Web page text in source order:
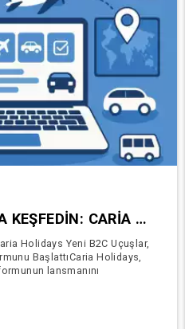
DÜNYAYI KOLAYLIKLA KEŞFEDIN: CARIA HOLIDAYS YENI B2C UÇUŞLAR, OTELLER VE TATIL PAKETLERI PLATFORMUNU BAŞLATTI
Holidays Yeni B2C Uçuşlar,
BaşlattıCaria Holidays,
lansmanını